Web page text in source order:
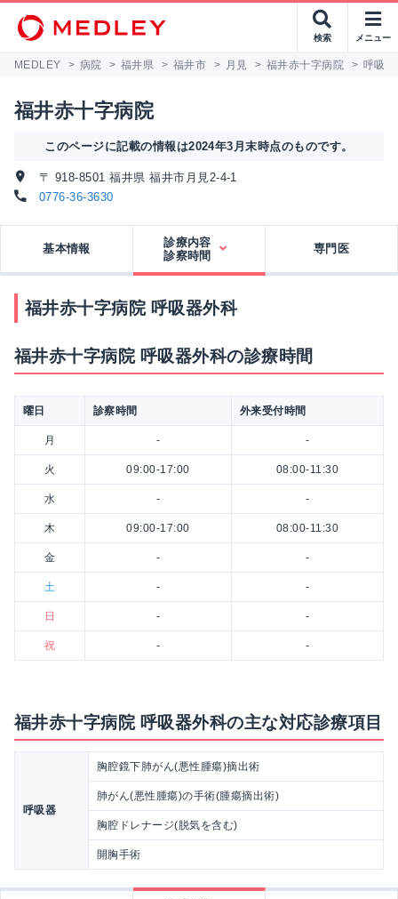
検索 メニュー
MEDLEY > 病院 > 福井県 > 福井市 > 月見 > 福井赤十字病院 > 呼吸
福井赤十字病院
このページに記載の情報は2024年3月末時点のものです。
〒 918-8501 福井県 福井市月見2-4-1
0776-36-3630
基本情報
診療内容
診察時間
専門医
福井赤十字病院 呼吸器外科
福井赤十字病院 呼吸器外科の診療時間
曜日 診察時間 外来受付時間
月 - -
火 09:00-17:00 08:00-11:30
水 - -
木 09:00-17:00 08:00-11:30
金 - -
土 - -
日 - -
祝 - -
福井赤十字病院 呼吸器外科の主な対応診療項目
呼吸器
胸腔鏡下肺がん(悪性腫瘍)摘出術
肺がん(悪性腫瘍)の手術(腫瘍摘出術)
胸腔ドレナージ(脱気を含む)
開胸手術